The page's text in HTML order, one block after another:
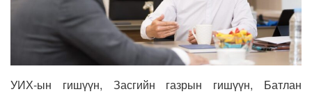
УИХ-ын гишүүн, Засгийн газрын гишүүн, Батлан